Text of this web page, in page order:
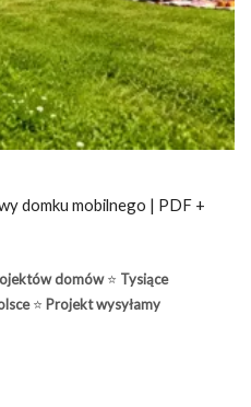
domku mobilnego | PDF +
domów⭐ Tysiące
⭐ Projekt wysyłamy